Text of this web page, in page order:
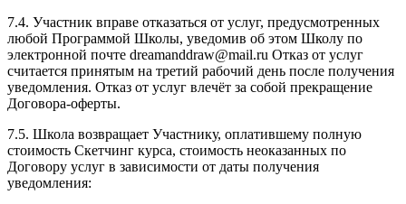
7.4. Участник вправе отказаться от услуг, предусмотренных
любой Программой Школы, уведомив об этом Школу по
электронной почте dreamanddraw@mail.ru Отказ от услуг
считается принятым на третий рабочий день после получения
уведомления. Отказ от услуг влечёт за собой прекращение
Договора-оферты.
7.5. Школа возвращает Участнику, оплатившему полную
стоимость Скетчинг курса, стоимость неоказанных по
Договору услуг в зависимости от даты получения
уведомления: